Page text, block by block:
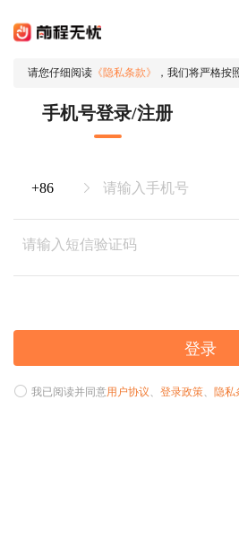
请您仔细阅读 《隐私条款》 ，我们将严格按
手机号登录/注册
登录
我已阅读并同意用户协议、 登录政策、 隐私